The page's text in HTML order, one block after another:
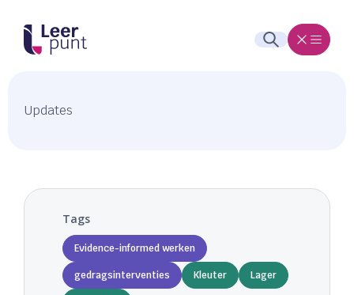
Updates
Tags
Evidence-informed werken
gedragsinterventies Kleuter Lager